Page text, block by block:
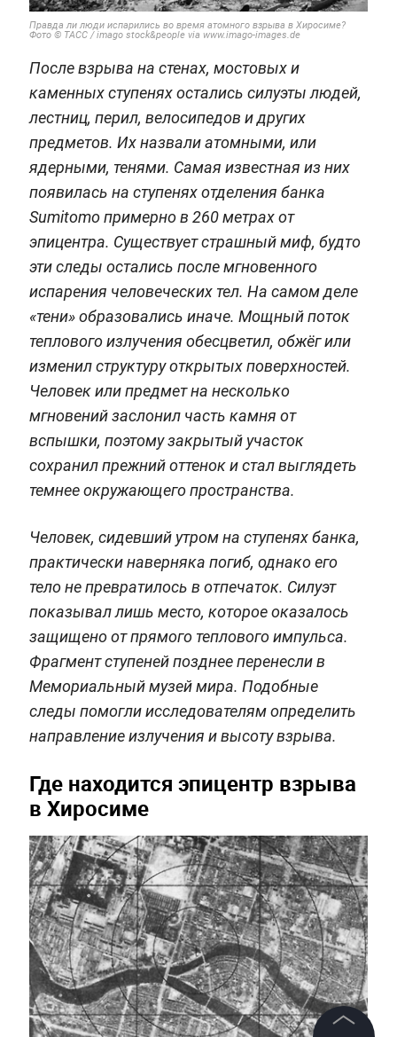
Правда ли люди испарились во время атомного взрыва в Хиросиме?
Фото © ТАСС / imago stock&people via www.imago-images.de
После взрыва на стенах, мостовых и
каменных ступенях остались силуэты людей,
лестниц, перил, велосипедов и других
предметов. Их назвали атомными, или
ядерными, тенями. Самая известная из них
появилась на ступенях отделения банка
Sumitomo примерно в 260 метрах от
эпицентра. Существует страшный миф, будто
эти следы остались после мгновенного
испарения человеческих тел. На самом деле
«тени» образовались иначе. Мощный поток
теплового излучения обесцветил, обжёг или
изменил структуру открытых поверхностей.
Человек или предмет на несколько
мгновений заслонил часть камня от
вспышки, поэтому закрытый участок
сохранил прежний оттенок и стал выглядеть
темнее окружающего пространства.
Человек, сидевший утром на ступенях банка,
практически наверняка погиб, однако его
тело не превратилось в отпечаток. Силуэт
показывал лишь место, которое оказалось
защищено от прямого теплового импульса.
Фрагмент ступеней позднее перенесли в
Мемориальный музей мира. Подобные
следы помогли исследователям определить
направление излучения и высоту взрыва.
Где находится эпицентр взрыва
в Хиросиме